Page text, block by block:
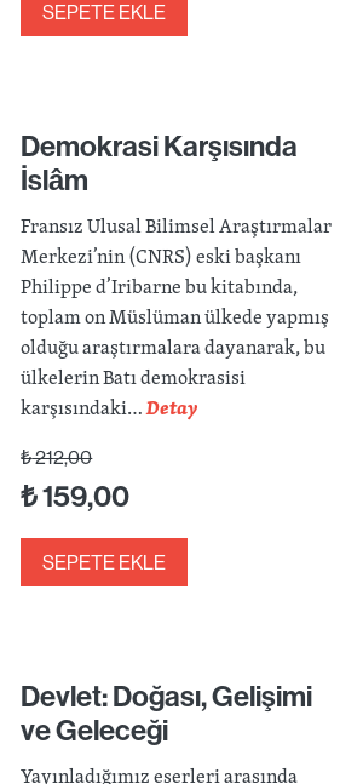
SEPETE EKLE
Demokrasi Karşısında
İslâm
Fransız Ulusal Bilimsel Araştırmalar
Merkezi’nin (CNRS) eski başkanı
Philippe d’Iribarne bu kitabında,
toplam on Müslüman ülkede yapmış
olduğu araştırmalara dayanarak, bu
ülkelerin Batı demokrasisi
karşısındaki…Detay
₺212,00
₺159,00
SEPETE EKLE
Devlet: Doğası, Gelişimi
ve Geleceği
Yayınladığımız eserleri arasında